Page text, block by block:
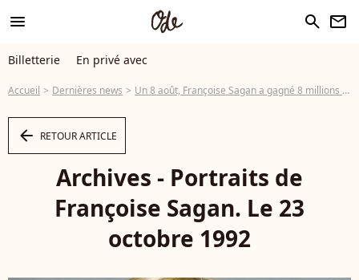
menu search newsletter
Billetterie En privé avec
Accueil Dernières news Un 8 août, Françoise Sagan a gagné 8 millions sur le 8 au casino et s'est acheté un manoir de 8 hectares avec ses gains
arrow_left RETOUR ARTICLE
Archives - Portraits de
Françoise Sagan. Le 23
octobre 1992